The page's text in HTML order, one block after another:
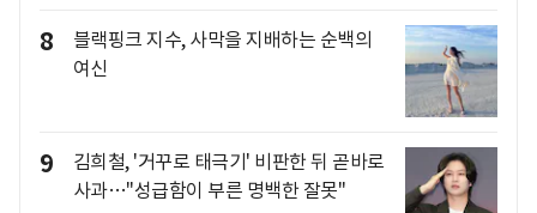
8
블랙핑크 지수, 사막을 지배하는 순백의
여신
9
김희철, '거꾸로 태극기' 비판한 뒤 곧바로
사과…"성급함이 부른 명백한 잘못"